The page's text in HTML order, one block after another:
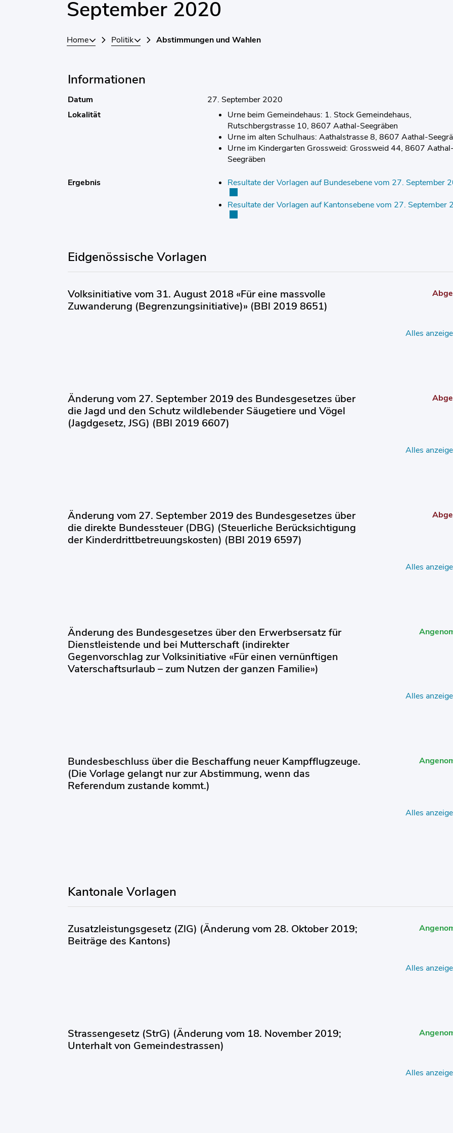
September 2020
Home Politik Abstimmungen und Wahlen
Informationen
Datum
27. September 2020
Lokalität
Urne beim Gemeindehaus: 1. Stock Gemeindehaus,
Rutschbergstrasse 10, 8607 Aathal-Seegräben
Urne im alten Schulhaus: Aathalstrasse 8, 8607 Aathal-
Urne im Kindergarten Grossweid: Grossweid 44, 8607 Aathal-
Seegräben
Ergebnis Resultate der Vorlagen auf Bundesebene vom 27. September
Resultate der Vorlagen auf Kantonsebene vom 27. September
Eidgenössische Vorlagen
Volksinitiative vom 31. August 2018 «Für eine massvolle
Zuwanderung (Begrenzungsinitiative)» (BBl 2019 8651)
Alles
Änderung vom 27. September 2019 des Bundesgesetzes über
die Jagd und den Schutz wildlebender Säugetiere und Vögel
(Jagdgesetz, JSG) (BBl 2019 6607)
Alles
Änderung vom 27. September 2019 des Bundesgesetzes über
die direkte Bundessteuer (DBG) (Steuerliche Berücksichtigung
der Kinderdrittbetreuungskosten) (BBl 2019 6597)
Alles
Änderung des Bundesgesetzes über den Erwerbsersatz für
Dienstleistende und bei Mutterschaft (indirekter
Gegenvorschlag zur Volksinitiative «Für einen vernünftigen
Vaterschaftsurlaub – zum Nutzen der ganzen Familie»)
Alles
Bundesbeschluss über die Beschaffung neuer Kampfflugzeuge.
(Die Vorlage gelangt nur zur Abstimmung, wenn das
Referendum zustande kommt.)
Alles
Kantonale Vorlagen
Zusatzleistungsgesetz (ZlG) (Änderung vom 28. Oktober 2019;
Beiträge des Kantons)
Alles
Strassengesetz (StrG) (Änderung vom 18. November 2019;
Unterhalt von Gemeindestrassen)
Alles